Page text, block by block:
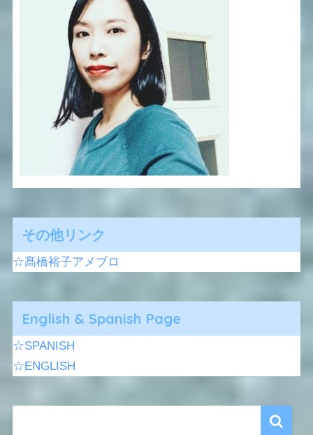
その他リンク
☆髙橋裕子アメブロ
English & Spanish Page
☆SPANISH
☆ENGLISH